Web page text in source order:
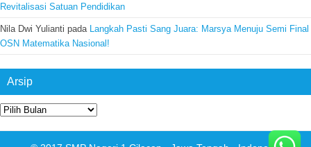
Revitalisasi Satuan Pendidikan
Nila Dwi Yulianti pada
Langkah Pasti Sang Juara: Marsya Menuju Semi Final
OSN Matematika Nasional!
Arsip
Arsip